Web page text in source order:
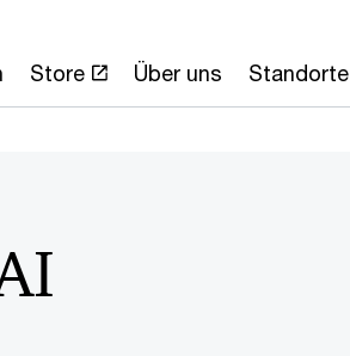
Store Über uns Standorte